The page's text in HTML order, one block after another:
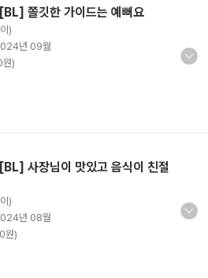
쫄깃한 가이드는 예뻐요
)
년 09월
)
사장님이 맛있고 음식이 친절
)
년 08월
원)